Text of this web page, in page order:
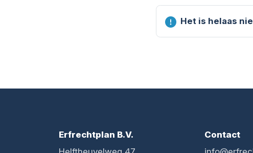
Het is helaas
Erfrechtplan B.V.
Contact